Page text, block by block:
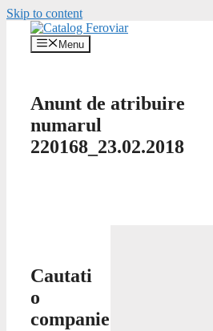
Skip to content
Menu
Anunt de atribuire
numarul
220168_23.02.2018
Cautati
o
companie